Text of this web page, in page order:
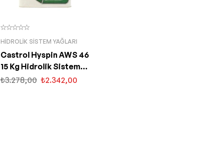
HIDROLIK SISTEM YAĞLARI
Castrol Hyspin AWS 46
15 Kg Hidrolik Sistem
Yağı
₺3.278,00 ₺2.342,00